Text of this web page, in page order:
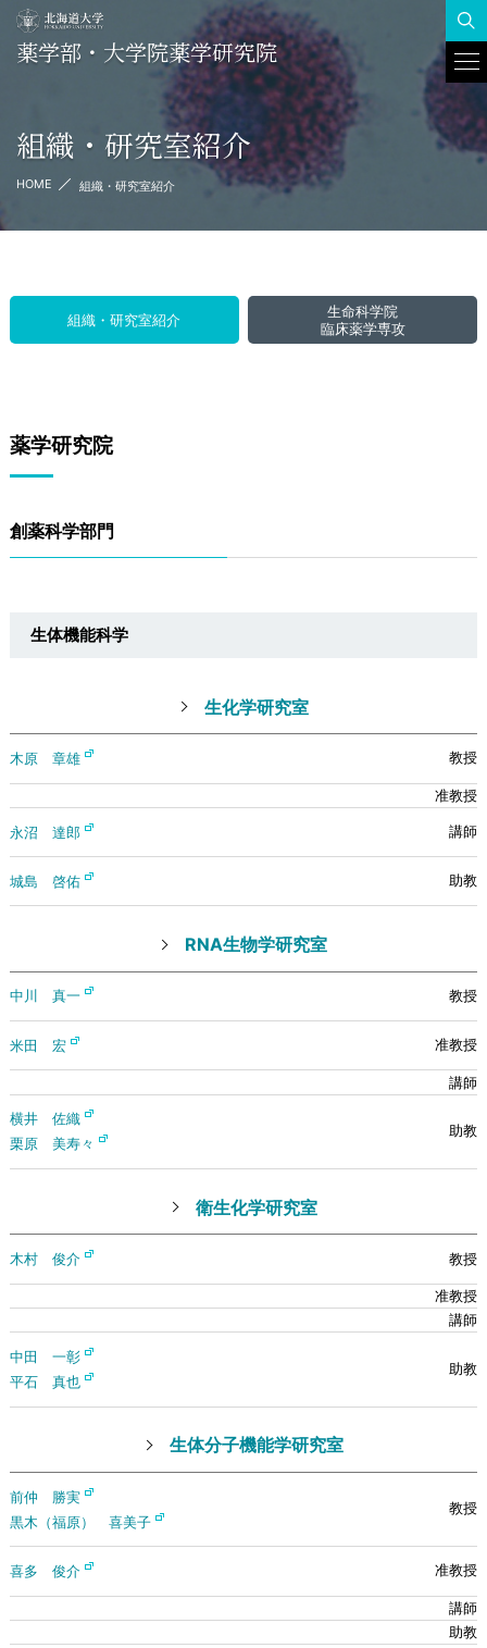
薬学部・大学院薬学研究院
組織・研究室紹介
HOME 組織・研究室紹介
組織・研究室紹介
生命科学院
臨床薬学専攻
薬学研究院
創薬科学部門
生体機能科学
生化学研究室
木原 章雄
永沼 達郎
城島 啓佑
RNA生物学研究室
中川 真一
米田 宏
横井 佐織
栗原 美寿々
衛生化学研究室
木村 俊介
中田 一彰
平石 真也
生体分子機能学研究室
前仲 勝実
黒木（福原） 喜美子
喜多 俊介